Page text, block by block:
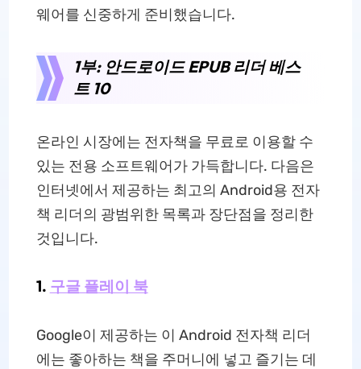
웨어를 신중하게 준비했습니다.
1부: 안드로이드 EPUB 리더 베스
트 10
온라인 시장에는 전자책을 무료로 이용할 수
있는 전용 소프트웨어가 가득합니다. 다음은
인터넷에서 제공하는 최고의 Android용 전자
책 리더의 광범위한 목록과 장단점을 정리한
것입니다.
1. 구글 플레이 북
Google이 제공하는 이 Android 전자책 리더
에는 좋아하는 책을 주머니에 넣고 즐기는 데